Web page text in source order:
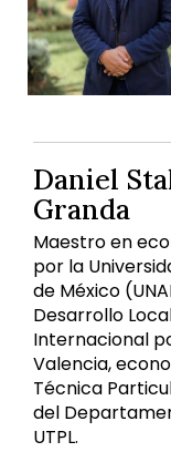
Daniel
Granda
Maestro en
por la
de México
Desarrollo
Internacional
Valencia,
Técnica
del
UTPL.